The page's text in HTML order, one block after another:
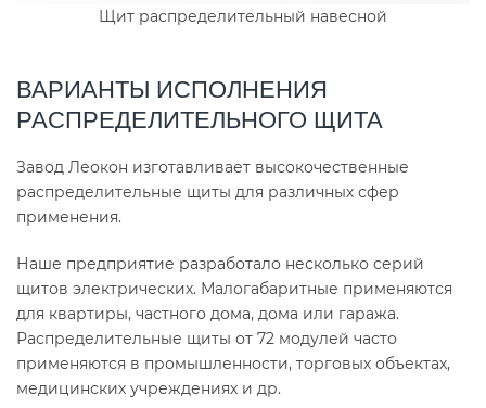
Щит распределительный навесной
ВАРИАНТЫ ИСПОЛНЕНИЯ
РАСПРЕДЕЛИТЕЛЬНОГО ЩИТА
Завод Леокон изготавливает высокочественные
распределительные щиты для различных сфер
применения.
Наше предприятие разработало несколько серий
щитов электрических. Малогабаритные применяются
для квартиры, частного дома, дома или гаража.
Распределительные щиты от 72 модулей часто
применяются в промышленности, торговых объектах,
медицинских учреждениях и др.